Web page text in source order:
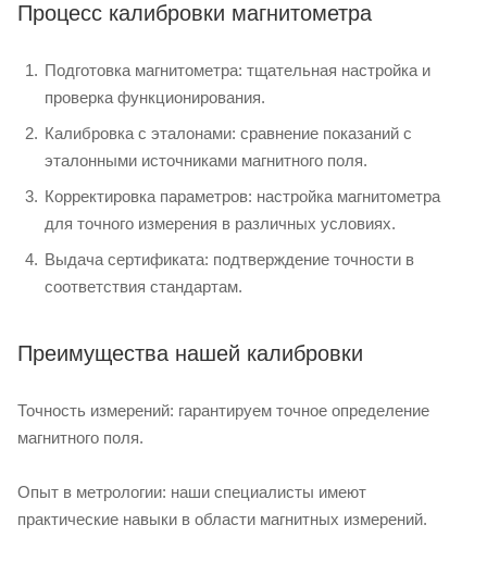
Процесс калибровки магнитометра
Подготовка магнитометра: тщательная настройка и
проверка функционирования.
Калибровка с эталонами: сравнение показаний с
эталонными источниками магнитного поля.
Корректировка параметров: настройка магнитометра
для точного измерения в различных условиях.
Выдача сертификата: подтверждение точности в
соответствия стандартам.
Преимущества нашей калибровки
Точность измерений: гарантируем точное определение
магнитного поля.
Опыт в метрологии: наши специалисты имеют
практические навыки в области магнитных измерений.